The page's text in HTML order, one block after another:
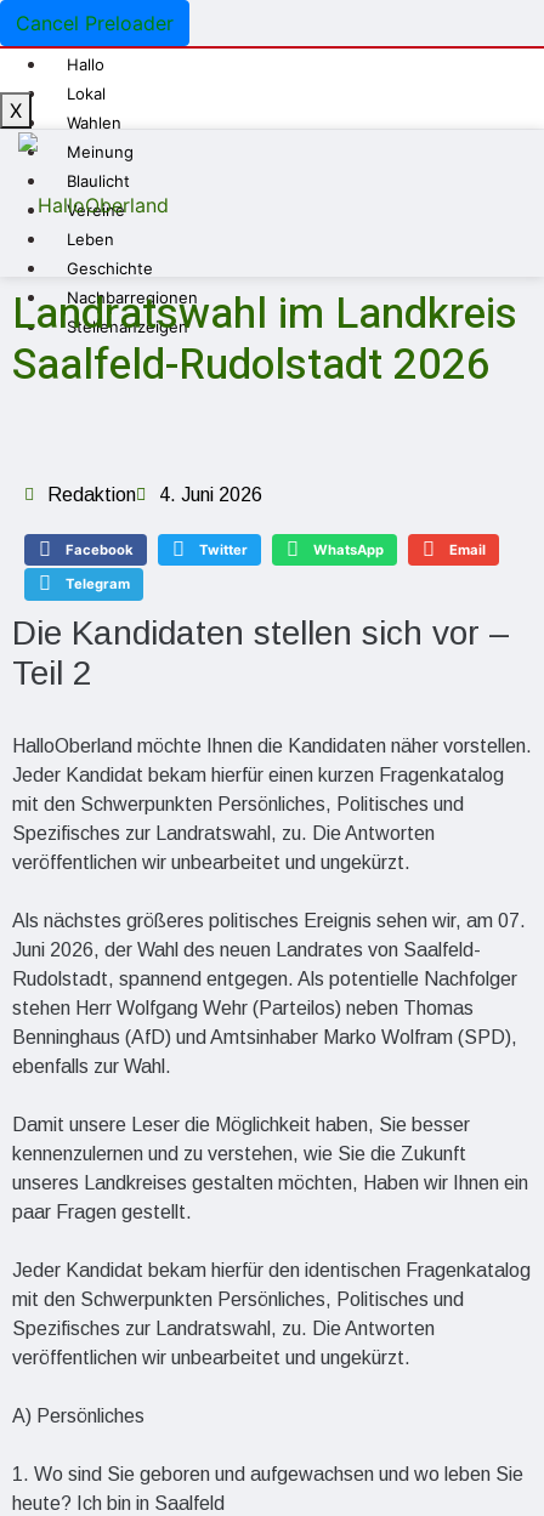
Cancel Preloader
Hallo
Lokal
Wahlen
Meinung
Blaulicht
Vereine
Leben
Geschichte
Nachbarregionen
Stellenanzeigen
X
Landratswahl im Landkreis
Saalfeld-Rudolstadt 2026
Redaktion 4. Juni 2026
Facebook Twitter WhatsApp Email
Telegram
Die Kandidaten stellen sich vor –
Teil 2
HalloOberland möchte Ihnen die Kandidaten näher vorstellen.
Jeder Kandidat bekam hierfür einen kurzen Fragenkatalog
mit den Schwerpunkten Persönliches, Politisches und
Spezifisches zur Landratswahl, zu. Die Antworten
veröffentlichen wir unbearbeitet und ungekürzt.
Als nächstes größeres politisches Ereignis sehen wir, am 07.
Juni 2026, der Wahl des neuen Landrates von Saalfeld-
Rudolstadt, spannend entgegen. Als potentielle Nachfolger
stehen Herr Wolfgang Wehr (Parteilos) neben Thomas
Benninghaus (AfD) und Amtsinhaber Marko Wolfram (SPD),
ebenfalls zur Wahl.
Damit unsere Leser die Möglichkeit haben, Sie besser
kennenzulernen und zu verstehen, wie Sie die Zukunft
unseres Landkreises gestalten möchten, Haben wir Ihnen ein
paar Fragen gestellt.
Jeder Kandidat bekam hierfür den identischen Fragenkatalog
mit den Schwerpunkten Persönliches, Politisches und
Spezifisches zur Landratswahl, zu. Die Antworten
veröffentlichen wir unbearbeitet und ungekürzt.
A) Persönliches
1. Wo sind Sie geboren und aufgewachsen und wo leben Sie
heute? Ich bin in Saalfeld